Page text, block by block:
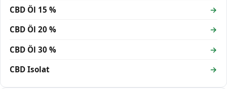
CBD Öl 15 %
CBD Öl 20 %
CBD Öl 30 %
CBD Isolat